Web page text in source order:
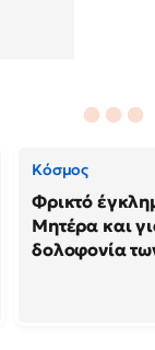
Κόσμος
Φρικτό
Μητέρα και
δολοφονία